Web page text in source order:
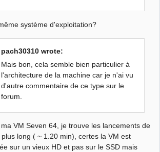
système d'exploitation?
pach30310 wrote:
Mais bon, cela semble bien particulier à
l'architecture de la machine car je n'ai vu
d'autre commentaire de ce type sur le
forum.
VM Seven 64, je trouve les lancements de
plus long ( ~ 1.20 min), certes la VM est
sur un vieux HD et pas sur le SSD mais